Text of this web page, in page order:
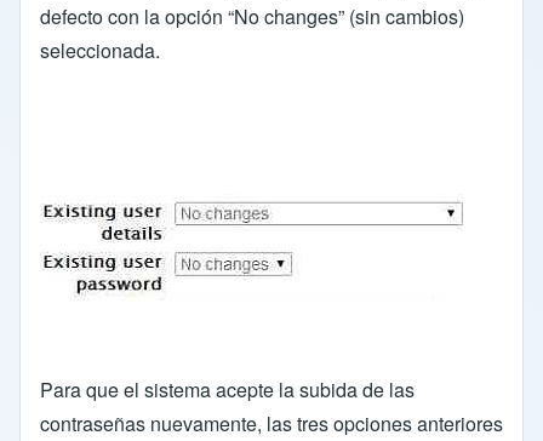
defecto con la opción “No changes” (sin cambios)
seleccionada.
Para que el sistema acepte la subida de las
contraseñas nuevamente, las tres opciones anteriores